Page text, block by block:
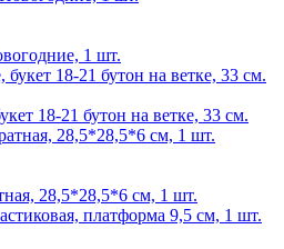
1 шт.
18-21 бутон на ветке, 33 см.
28,5*28,5*6 см, 1 шт.